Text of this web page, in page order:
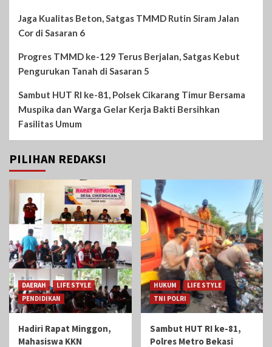
Jaga Kualitas Beton, Satgas TMMD Rutin Siram Jalan
Cor di Sasaran 6
Progres TMMD ke-129 Terus Berjalan, Satgas Kebut
Pengurukan Tanah di Sasaran 5
Sambut HUT RI ke-81, Polsek Cikarang Timur Bersama
Muspika dan Warga Gelar Kerja Bakti Bersihkan
Fasilitas Umum
PILIHAN REDAKSI
DAERAH
LIFE STYLE
PENDIDIKAN
Hadiri Rapat Minggon,
Mahasiswa KKN
HUKUM
LIFE STYLE
TNI POLRI
Sambut HUT RI ke-81,
Polres Metro Bekasi